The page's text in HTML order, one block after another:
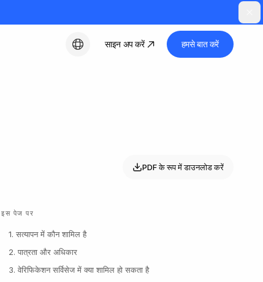
हिन्दी
साइन अप करें हमसे बात करें
PDF के रूप में डाउनलोड करें
इस पेज पर
1. सत्यापन में कौन शामिल है
2. पात्रता और अधिकार
3. वेरिफिकेशन सर्विसेज में क्या शामिल हो सकता है